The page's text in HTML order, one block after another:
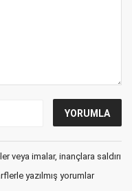
veya imalar, inançlara saldırı
yazılmış yorumlar